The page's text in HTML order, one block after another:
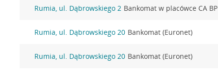
Rumia, ul. Dąbrowskiego 2 Bankomat w placówce CA BP
Rumia, ul. Dąbrowskiego 20 Bankomat (Euronet)
Rumia, ul. Dąbrowskiego 20 Bankomat (Euronet)